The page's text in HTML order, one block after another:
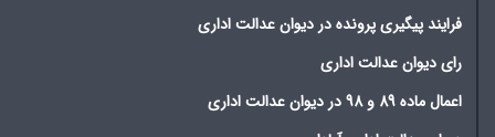
فرایند پیگیری پرونده در دیوان عدالت اداری
رای دیوان عدالت اداری
اعمال ماده 89 و 98 در دیوان عدالت اداری